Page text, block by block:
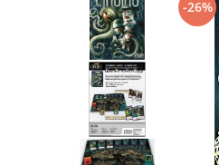
Extensii card games
Jocuri pentru toata familia
Party Games (jocuri de petrecere)
Jocuri pentru copii
Smart Games
Puzzle-uri logice
-26%